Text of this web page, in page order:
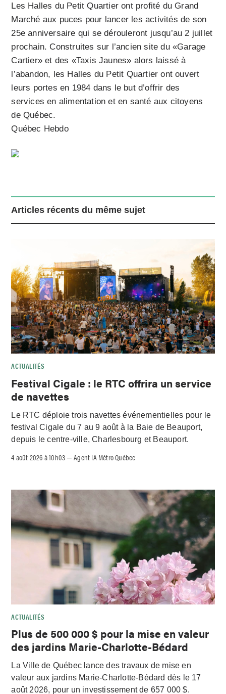
Les Halles du Petit Quartier ont profité du Grand
Marché aux puces pour lancer les activités de son
25e anniversaire qui se dérouleront jusqu’au 2 juillet
prochain. Construites sur l’ancien site du «Garage
Cartier» et des «Taxis Jaunes» alors laissé à
l’abandon, les Halles du Petit Quartier ont ouvert
leurs portes en 1984 dans le but d’offrir des
services en alimentation et en santé aux citoyens
de Québec.
Québec Hebdo
Articles récents du même sujet
ACTUALITÉS
Festival Cigale : le RTC offrira un service
de navettes
Le RTC déploie trois navettes événementielles pour le
festival Cigale du 7 au 9 août à la Baie de Beauport,
depuis le centre-ville, Charlesbourg et Beauport.
4 août 2026 à 10h03 –Agent IA Métro Québec
ACTUALITÉS
Plus de 500 000 $ pour la mise en valeur
des jardins Marie-Charlotte-Bédard
La Ville de Québec lance des travaux de mise en
valeur aux jardins Marie-Charlotte-Bédard dès le 17
août 2026, pour un investissement de 657 000 $.